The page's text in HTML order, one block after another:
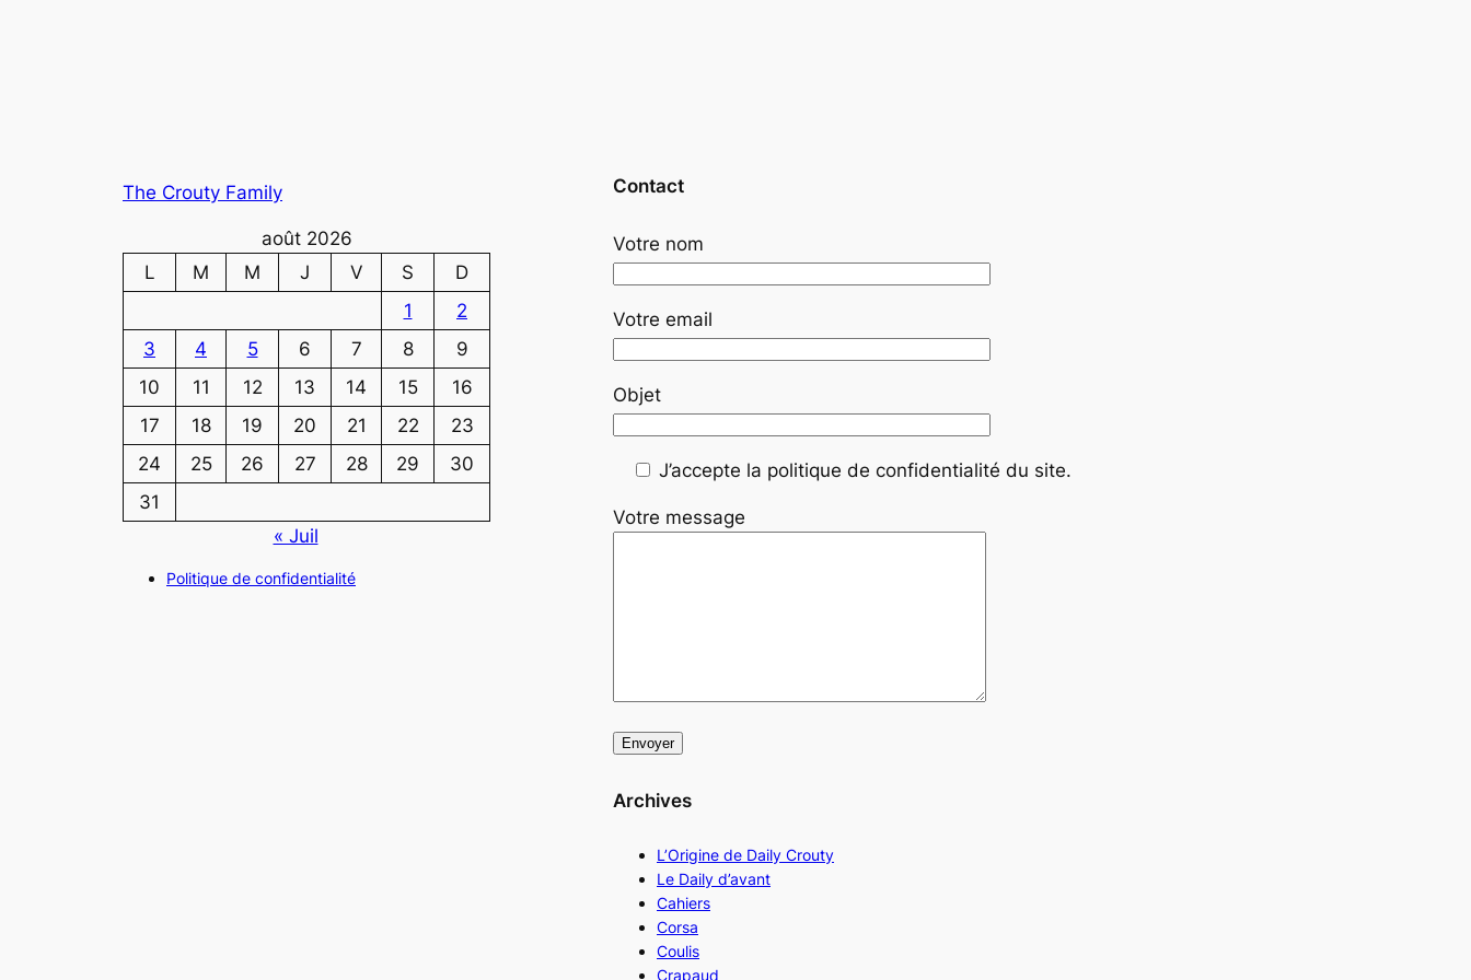
The Crouty Family
août 2026
L
M M J V S
D
1
2
3
4 5 6 7 8
9
10
11 12 13 14 15
16
17
18 19 20 21 22
23
24
25 26 27 28 29
30
31
« Juil
Politique de confidentialité
Contact
Votre nom
Votre email
Objet
J’accepte la politique de confidentialité du site.
Votre message
Archives
L’Origine de Daily Crouty
Le Daily d’avant
Cahiers
Corsa
Coulis
Crapaud